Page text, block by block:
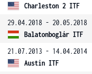
Charleston 2 ITF
29.04.2018 - 20.05.2018
Balatonboglár ITF
21.07.2013 - 14.04.2014
Austin ITF